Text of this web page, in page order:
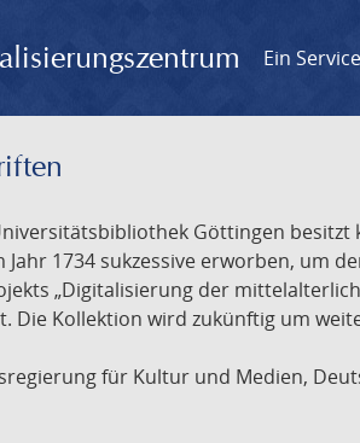
Ein
Göttingen
1734 sukzessive erworben, um
„Digitalisierung der
Die Kollektion wird zukünftig um
für Kultur und Medien,